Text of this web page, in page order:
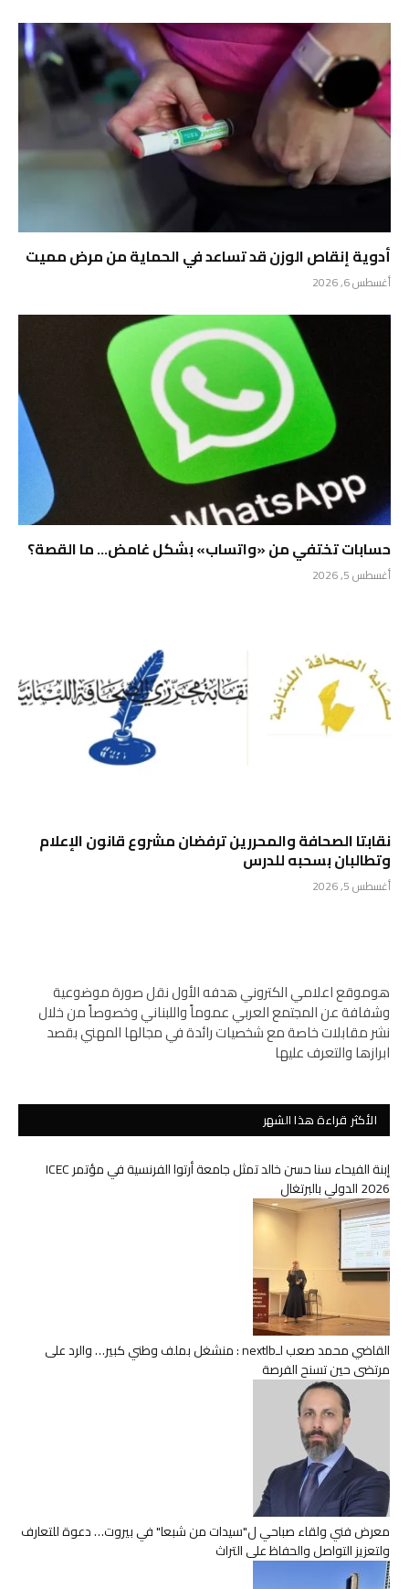
أدوية إنقاص الوزن قد تساعد في الحماية من مرض مميت
أغسطس 6, 2026
حسابات تختفي من «واتساب» بشكل غامض… ما القصة؟
أغسطس 5, 2026
نقابتا الصحافة والمحررين ترفضان مشروع قانون الإعلام
وتطالبان بسحبه للدرس
أغسطس 5, 2026
هوموقع اعلامي الكتروني هدفه الأول نقل صورة موضوعية
وشفافة عن المجتمع العربي عموماً واللبناني وخصوصاً من خلال
نشر مقابلات خاصة مع شخصيات رائدة في مجالها المهني بقصد
ابرازها والتعرف عليها
الأكثر قراءة هذا الشهر
إبنة الفيحاء سنا حسن خالد تمثل جامعة أرتوا الفرنسية في مؤتمر ICEC
2026 الدولي بالبرتغال
القاضي محمد صعب لـnextlb : منشغل بملف وطني كبير… والرد على
مرتضى حين تسنح الفرصة
معرض فني ولقاء صباحي ل"سيدات من شبعا" في بيروت… دعوة للتعارف
ولتعزيز التواصل والحفاظ على التراث